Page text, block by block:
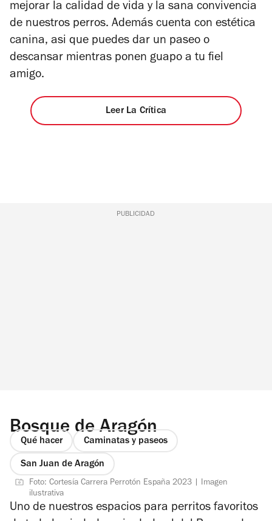
mejorar la calidad de vida y la sana convivencia
de nuestros perros. Además cuenta con estética
canina, asi que puedes dar un paseo o
descansar mientras ponen guapo a tu fiel
amigo.
Leer La Crítica
PUBLICIDAD
Bosque de Aragón
Qué hacer Caminatas y paseos
San Juan de Aragón
Foto: Cortesía Carrera Perrotón España 2023 | Imagen
ilustrativa
Uno de nuestros espacios para perritos favoritos